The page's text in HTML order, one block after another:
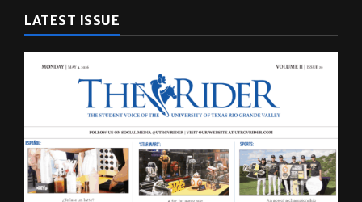
LATEST ISSUE